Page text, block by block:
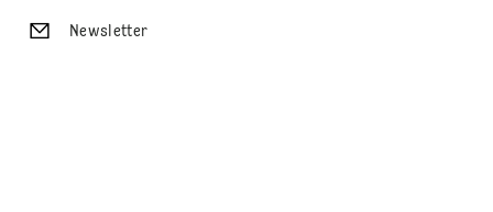
Newsletter